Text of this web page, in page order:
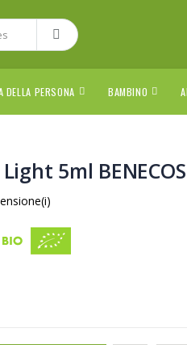
DELLA PERSONA BAMBINO
5ml BENECOS